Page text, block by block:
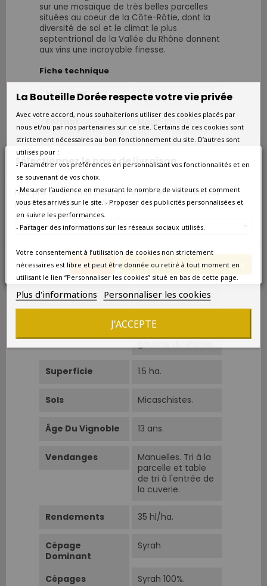
Sélectionnez le pays de livraison
Nos prix et les frais peuvent varier en fonction du
pays/de la région de livraison.
France métropolitaine
Annuler Enregistrer les modifications
sur une mosaïque de très belles parcelles
situées au coeur de la Côte-Rôtie, dont la
diversité de sol et le climat le plus
septentrional de la Vallée du Rhône donnent
aux vins une incroyable finesse.
Fiche technique
Millésime 2011
Magnum 1.5L
Qté/Colis
Pays
Région Rhône
Couleur Rouge
Type Rouge
Seyssuel au nord
Superficie 1.5 ha.
Sols Micaschistes.
Âge Du Vignoble 13 ans.
Vendanges
Manuelles. Tri à la
parcelle et table
de tri à l'entrée de
la cuverie.
Rendements 35 hl/ha.
Cépage
Dominant
Syrah
Cépages Syrah 100%.
La Bouteille Dorée respecte votre vie privée
Avec votre accord, nous souhaiterions utiliser des cookies placés par
nous et/ou par nos partenaires sur ce site. Certains de ces cookies sont
strictement nécessaires au bon fonctionnement du site. D’autres sont
utilisés pour :
- Paramétrer vos préférences en personnalisant vos fonctionnalités et en
se souvenant de vos choix.
- Mesurer l’audience en mesurant le nombre de visiteurs et comment
vous êtes arrivés sur le site. - Proposer des publicités personnalisées et
en suivre les performances.
- Partager des informations sur les réseaux sociaux utilisés.
Votre consentement à l’utilisation de cookies non strictement
nécessaires est libre et peut être donnée ou retiré à tout moment en
utilisant le lien “Personnaliser les cookies” situé en bas de cette page.
Plus d'informations Personnaliser les cookies
J'ACCEPTE